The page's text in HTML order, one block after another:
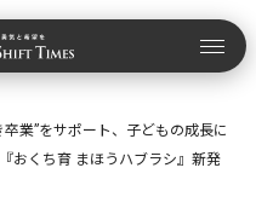
業”をサポート、子どもの成長に
おくち育 まほうハブラシ』新発